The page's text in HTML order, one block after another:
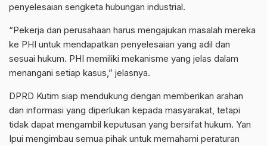
penyelesaian sengketa hubungan industrial.
“Pekerja dan perusahaan harus mengajukan masalah mereka
ke PHI untuk mendapatkan penyelesaian yang adil dan
sesuai hukum. PHI memiliki mekanisme yang jelas dalam
menangani setiap kasus,” jelasnya.
DPRD Kutim siap mendukung dengan memberikan arahan
dan informasi yang diperlukan kepada masyarakat, tetapi
tidak dapat mengambil keputusan yang bersifat hukum. Yan
Ipui mengimbau semua pihak untuk memahami peraturan